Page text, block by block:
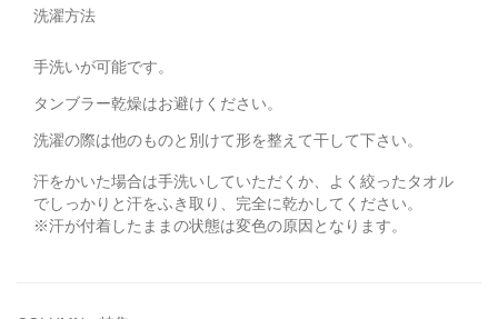
洗濯方法
手洗いが可能です。
タンブラー乾燥はお避けください。
洗濯の際は他のものと別けて形を整えて干して下さい。
汗をかいた場合は手洗いしていただくか、よく絞ったタオル
でしっかりと汗をふき取り、完全に乾かしてください。
※汗が付着したままの状態は変色の原因となります。